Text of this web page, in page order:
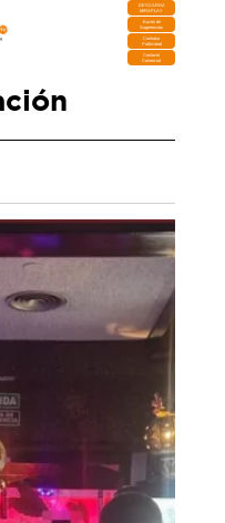
DESCARGA
MIRAPLAY
Buzón de
Sugerencias
Contratar
Publicidad
Contacto
Comercial